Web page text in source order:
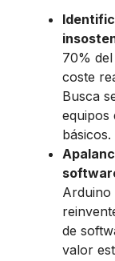
70%
coste
Busca
equipos
básicos.
Arduino
de
valor